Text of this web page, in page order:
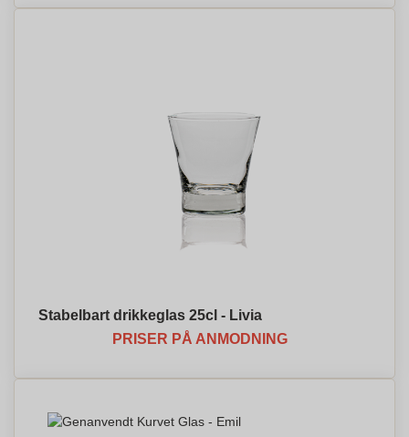
Stabelbart drikkeglas 25cl - Livia
PRISER PÅ ANMODNING